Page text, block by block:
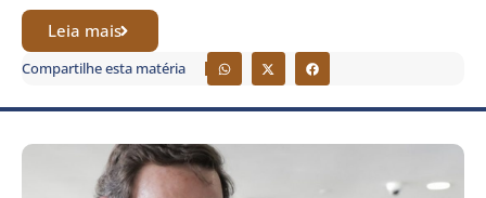
Leia mais
Compartilhe esta matéria